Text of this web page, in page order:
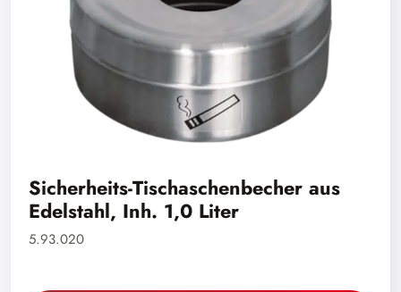
Sicherheits-Tischaschenbecher aus
Edelstahl, Inh. 1,0 Liter
5.93.020